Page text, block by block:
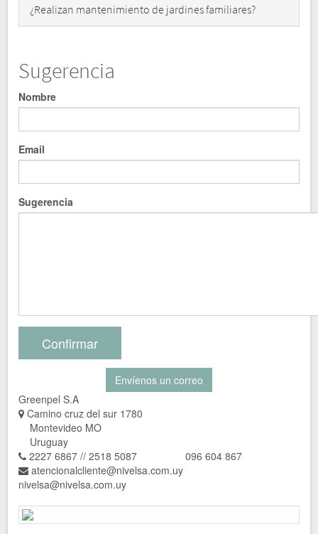
¿Realizan mantenimiento de jardines familiares?
Sugerencia
Nombre
Email
Sugerencia
Confirmar
Envíenos un correo
Greenpel S.A
Camino cruz del sur 1780
Montevideo MO
Uruguay
2227 6867 // 2518 5087 096 604 867
atencionalcliente@nivelsa.com.uy
nivelsa@nivelsa.com.uy